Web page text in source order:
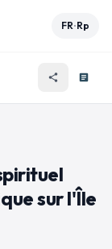
FR•Rp
share article
sur l'Île